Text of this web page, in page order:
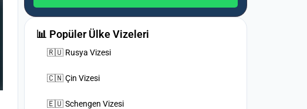
📊 Popüler Ülke Vizeleri
🇷🇺 Rusya Vizesi
🇨🇳 Çin Vizesi
🇪🇺 Schengen Vizesi